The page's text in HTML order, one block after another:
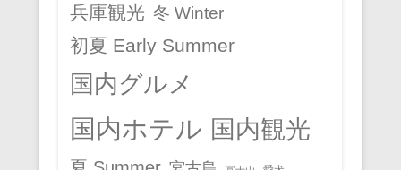
兵庫観光 冬 Winter
初夏 Early Summer
国内グルメ
国内ホテル 国内観光